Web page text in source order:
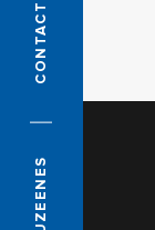
CONTACT